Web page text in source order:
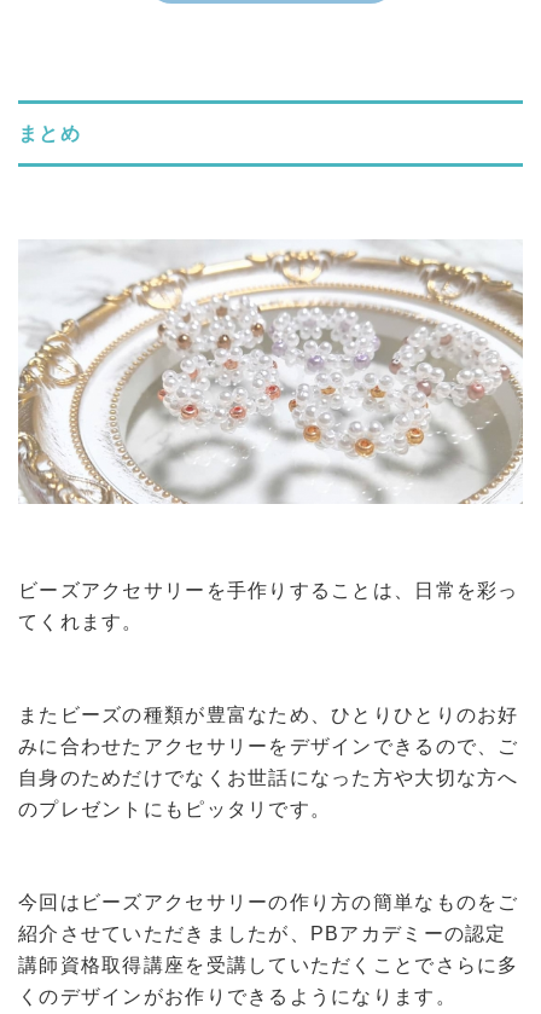
まとめ
ビーズアクセサリーを手作りすることは、日常を彩っ
てくれます。
またビーズの種類が豊富なため、ひとりひとりのお好
みに合わせたアクセサリーをデザインできるので、ご
自身のためだけでなくお世話になった方や大切な方へ
のプレゼントにもピッタリです。
今回はビーズアクセサリーの作り方の簡単なものをご
紹介させていただきましたが、PBアカデミーの認定
講師資格取得講座を受講していただくことでさらに多
くのデザインがお作りできるようになります。